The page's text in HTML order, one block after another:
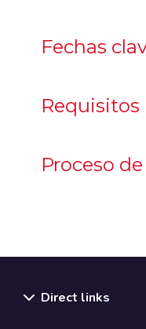
Fechas
Requisitos
Proceso
Direct links